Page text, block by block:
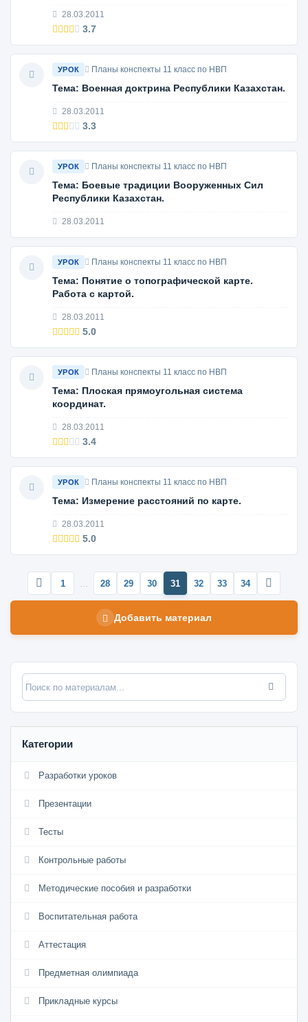
28.03.2011
3.7
УРОК Планы конспекты 11 класс по НВП
Тема: Военная доктрина Республики Казахстан.
28.03.2011
3.3
УРОК Планы конспекты 11 класс по НВП
Тема: Боевые традиции Вооруженных Сил
Республики Казахстан.
28.03.2011
УРОК Планы конспекты 11 класс по НВП
Тема: Понятие о топографической карте.
Работа с картой.
28.03.2011
5.0
УРОК Планы конспекты 11 класс по НВП
Тема: Плоская прямоугольная система
координат.
28.03.2011
3.4
УРОК Планы конспекты 11 класс по НВП
Тема: Измерение расстояний по карте.
28.03.2011
5.0
1 28 29 30 31 32 33 34
Добавить материал
Категории
Разработки уроков
Презентации
Тесты
Контрольные работы
Методические пособия и разработки
Воспитательная работа
Аттестация
Предметная олимпиада
Прикладные курсы